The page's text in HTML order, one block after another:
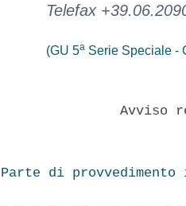
Telefax
(GU 5a Serie Speciale -
Avviso
Parte di